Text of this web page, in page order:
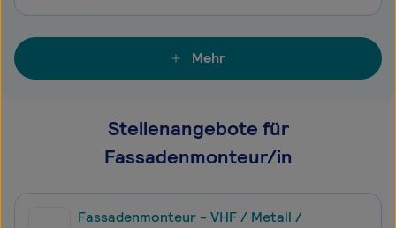
Mehr
Stellenangebote für
Fassadenmonteur/in
Fassadenmonteur - VHF / Metall /